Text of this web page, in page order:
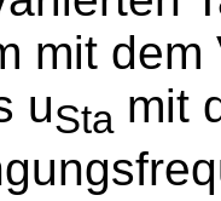
mit
uSta mit